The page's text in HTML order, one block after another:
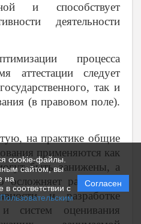
cookie-файлы.
сайтом, вы
на
соответствии с
Пользовательским
Согласен
и способствует
деятельности
процесса
аттестации следует
так и
(в правовом поле).
на практике общие
применяются как
быть занижены, а
работу по
и разработке
систем оценивания